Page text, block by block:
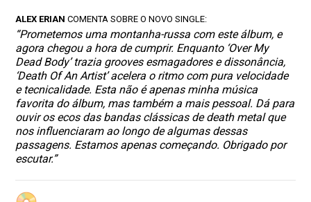
ALEX ERIAN COMENTA SOBRE O NOVO SINGLE:
“Prometemos uma montanha-russa com este álbum, e
agora chegou a hora de cumprir. Enquanto ‘Over My
Dead Body’ trazia grooves esmagadores e dissonância,
‘Death Of An Artist’ acelera o ritmo com pura velocidade
e tecnicalidade. Esta não é apenas minha música
favorita do álbum, mas também a mais pessoal. Dá para
ouvir os ecos das bandas clássicas de death metal que
nos influenciaram ao longo de algumas dessas
passagens. Estamos apenas começando. Obrigado por
escutar.”